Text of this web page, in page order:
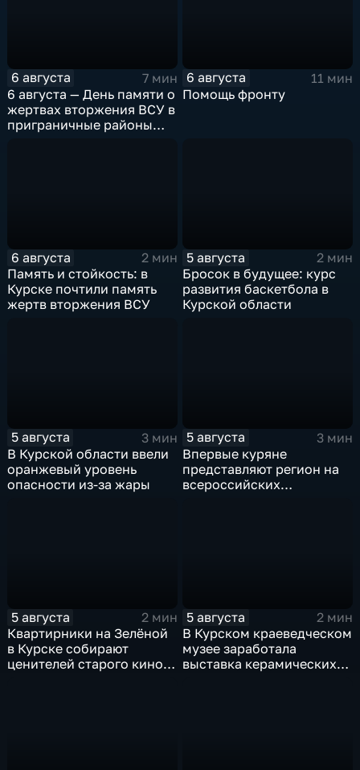
6 августа
7 мин
6 августа — День памяти о
жертвах вторжения ВСУ в
приграничные районы
6 августа
11 мин
Помощь фронту
6 августа
2 мин
Память и стойкость: в
Курске почтили память
жертв вторжения ВСУ
5 августа
2 мин
Бросок в будущее: курс
развития баскетбола в
Курской области
5 августа
3 мин
В Курской области ввели
оранжевый уровень
опасности из-за жары
5 августа
3 мин
Впервые куряне
представляют регион на
всероссийских
5 августа
2 мин
Квартирники на Зелёной
в Курске собирают
ценителей старого кино
5 августа
2 мин
В Курском краеведческом
музее заработала
выставка керамических